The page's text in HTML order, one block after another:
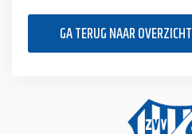
GA TERUG NAAR OVERZICHT